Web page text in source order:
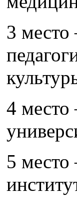
3 место
4 место
5 место